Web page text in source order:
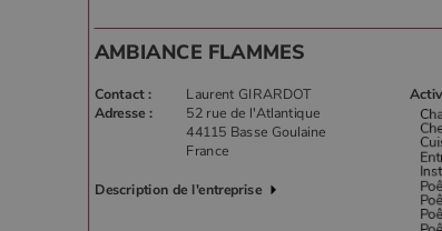
AMBIANCE FLAMMES
Contact :
Laurent GIRARDOT
Adresse :
52 rue de l'Atlantique
44115 Basse Goulaine
France
Description de l'entreprise